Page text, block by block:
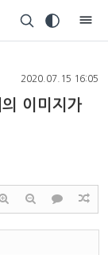
2020.07.15 16:05
이미지가